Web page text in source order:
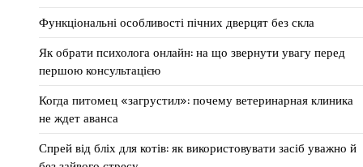
Функціональні особливості пічних дверцят без скла
Як обрати психолога онлайн: на що звернути увагу перед
першою консультацією
Когда питомец «загрустил»: почему ветеринарная клиника
не ждет аванса
Спрей від бліх для котів: як використовувати засіб уважно й